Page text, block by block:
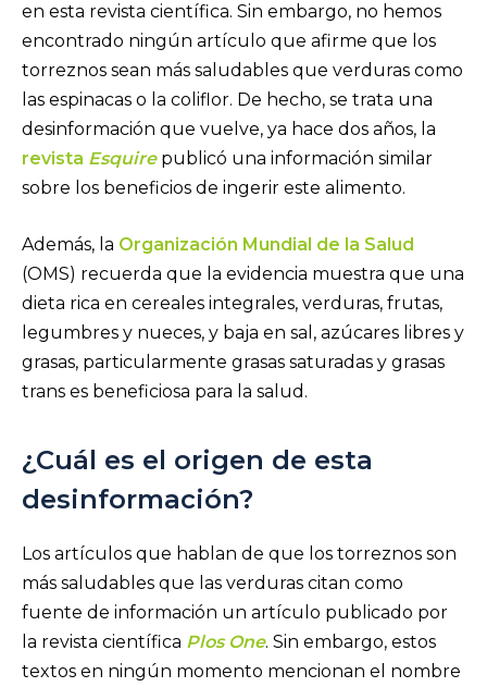
en esta revista científica. Sin embargo, no hemos
encontrado ningún artículo que afirme que los
torreznos sean más saludables que verduras como
las espinacas o la coliflor. De hecho, se trata una
desinformación que vuelve, ya hace dos años, la
revista Esquirepublicó una información similar
sobre los beneficios de ingerir este alimento.
Además, la Organización Mundial de la Salud
(OMS) recuerda que la evidencia muestra que una
dieta rica en cereales integrales, verduras, frutas,
legumbres y nueces, y baja en sal, azúcares libres y
grasas, particularmente grasas saturadas y grasas
trans es beneficiosa para la salud.
¿Cuál es el origen de esta
desinformación?
Los artículos que hablan de que los torreznos son
más saludables que las verduras citan como
fuente de información un artículo publicado por
la revista científica Plos One. Sin embargo, estos
textos en ningún momento mencionan el nombre